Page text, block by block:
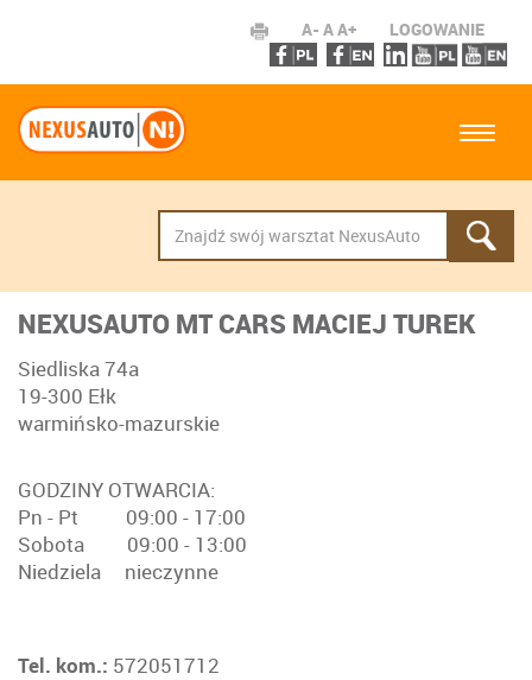
A- AA+ LOGOWANIE
NEXUSAUTO MT CARS MACIEJ TUREK
Siedliska 74a
19-300 Ełk
warmińsko-mazurskie
GODZINY OTWARCIA:
Pn - Pt 09:00 - 17:00
Sobota 09:00 - 13:00
Niedziela nieczynne
Tel. kom.: 572051712